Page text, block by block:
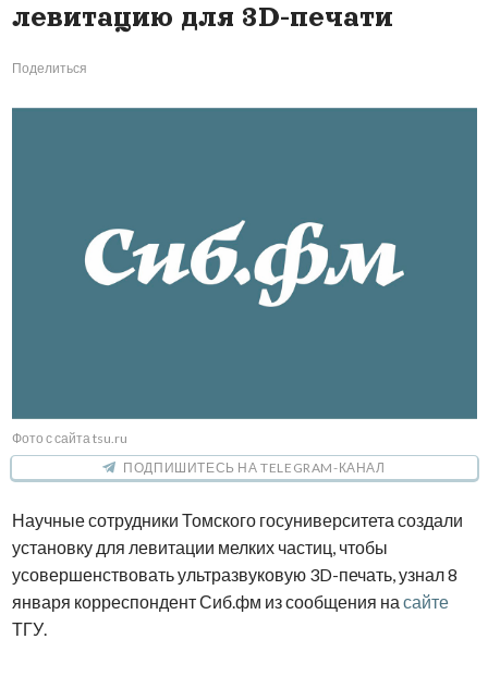
левитацию для 3D-печати
Поделиться
Фото с сайта tsu.ru
ПОДПИШИТЕСЬ НА TELEGRAM-КАНАЛ
Научные сотрудники Томского госуниверситета создали
установку для левитации мелких частиц, чтобы
усовершенствовать ультразвуковую 3D-печать, узнал 8
января корреспондент Сиб.фм из сообщения на сайте
ТГУ.